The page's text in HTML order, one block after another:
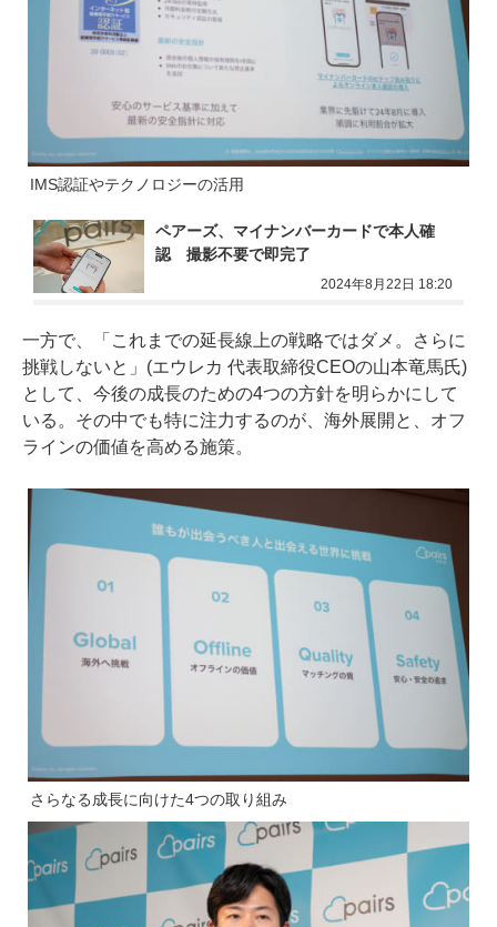
IMS認証やテクノロジーの活用
ペアーズ、マイナンバーカードで本人確
認　撮影不要で即完了
2024年8月22日 18:20
一方で、「これまでの延長線上の戦略ではダメ。さらに
挑戦しないと」(エウレカ 代表取締役CEOの山本竜馬氏)
として、今後の成長のための4つの方針を明らかにして
いる。その中でも特に注力するのが、海外展開と、オフ
ラインの価値を高める施策。
さらなる成長に向けた4つの取り組み